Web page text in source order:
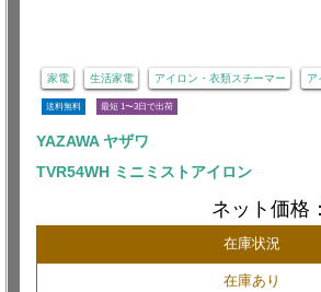
家電 生活家電 アイロン・衣類スチーマー ア
送料無料 最短 1〜3日で出荷
YAZAWA ヤザワ
TVR54WH ミニミストアイロン
ネット価格：
在庫状況
在庫あり